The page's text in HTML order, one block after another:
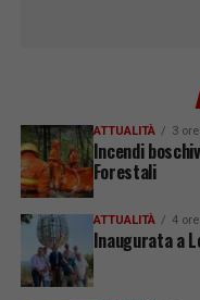
ATTUALITÀ 3
Incendi
Forestali
ATTUALITÀ 4
Inaugurata a